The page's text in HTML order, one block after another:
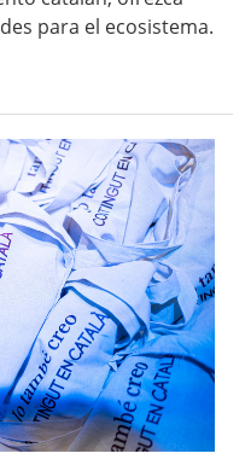
para el ecosistema.